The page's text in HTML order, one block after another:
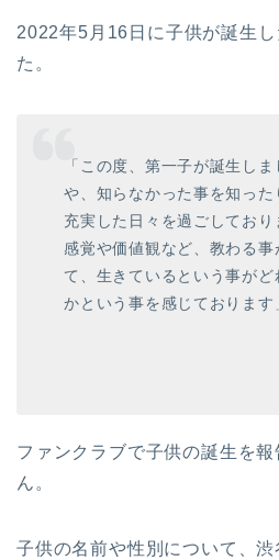
2022年5月16日に子供が誕生
た。
「この度、第一子が誕生し
や、知らなかった事を知った
充実した日々を過ごしてお
感覚や価値観など、教わる
て、生きているという事が
かという事を感じております
ファンクラブで子供の誕生を
ん。
子供の名前や性別について、